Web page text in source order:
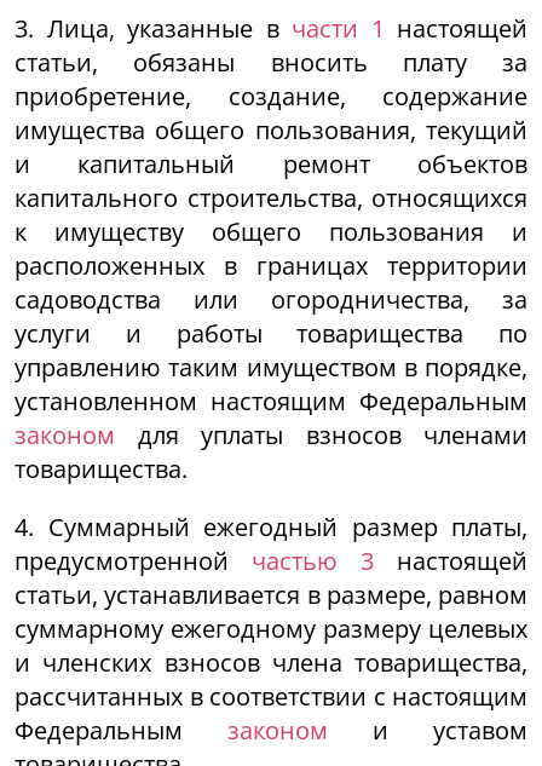
3. Лица, указанные в части 1 настоящей
статьи, обязаны вносить плату за
приобретение, создание, содержание
имущества общего пользования, текущий
и капитальный ремонт объектов
капитального строительства, относящихся
к имуществу общего пользования и
расположенных в границах территории
садоводства или огородничества, за
услуги и работы товарищества по
управлению таким имуществом в порядке,
установленном настоящим Федеральным
законом для уплаты взносов членами
товарищества.
4. Суммарный ежегодный размер платы,
предусмотренной частью 3 настоящей
статьи, устанавливается в размере, равном
суммарному ежегодному размеру целевых
и членских взносов члена товарищества,
рассчитанных в соответствии с настоящим
Федеральным законом и уставом